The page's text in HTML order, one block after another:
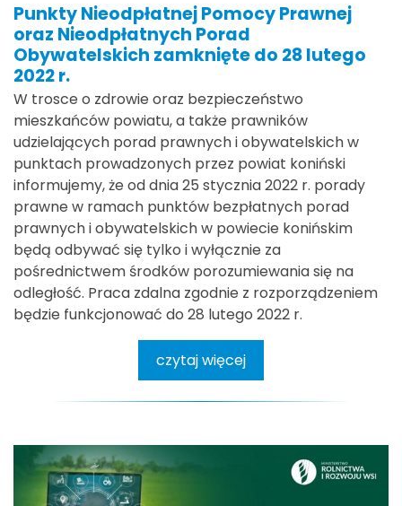
Punkty Nieodpłatnej Pomocy Prawnej
oraz Nieodpłatnych Porad
Obywatelskich zamknięte do 28 lutego
2022 r.
W trosce o zdrowie oraz bezpieczeństwo
mieszkańców powiatu, a także prawników
udzielających porad prawnych i obywatelskich w
punktach prowadzonych przez powiat koniński
informujemy, że od dnia 25 stycznia 2022 r. porady
prawne w ramach punktów bezpłatnych porad
prawnych i obywatelskich w powiecie konińskim
będą odbywać się tylko i wyłącznie za
pośrednictwem środków porozumiewania się na
odległość. Praca zdalna zgodnie z rozporządzeniem
będzie funkcjonować do 28 lutego 2022 r.
czytaj więcej